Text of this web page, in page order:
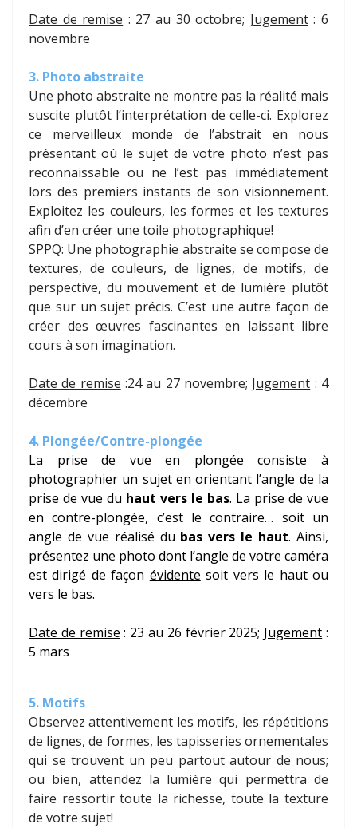
Date de remise : 27 au 30 octobre; Jugement: 6
novembre
3. Photo abstraite
Une photo abstraite ne montre pas la réalité mais
suscite plutôt l’interprétation de celle-ci. Explorez
ce merveilleux monde de l’abstrait en nous
présentant où le sujet de votre photo n’est pas
reconnaissable ou ne l’est pas immédiatement
lors des premiers instants de son visionnement.
Exploitez les couleurs, les formes et les textures
afin d’en créer une toile photographique!
SPPQ: Une photographie abstraite se compose de
textures, de couleurs, de lignes, de motifs, de
perspective, du mouvement et de lumière plutôt
que sur un sujet précis. C’est une autre façon de
créer des œuvres fascinantes en laissant libre
cours à son imagination.
Date de remise :24 au 27 novembre; Jugement : 4
décembre
4. Plongée/Contre-plongée
La prise de vue en plongée consiste à
photographier un sujet en orientant l’angle de la
prise de vue du haut vers le bas. La prise de vue
en contre-plongée, c’est le contraire… soit un
angle de vue réalisé du bas vers le haut. Ainsi,
présentez une photo dont l’angle de votre caméra
est dirigé de façon évidente soit vers le haut ou
vers le bas.
Date de remise : 23 au 26 février 2025; Jugement :
5 mars
5. Motifs
Observez attentivement les motifs, les répétitions
de lignes, de formes, les tapisseries ornementales
qui se trouvent un peu partout autour de nous;
ou bien, attendez la lumière qui permettra de
faire ressortir toute la richesse, toute la texture
de votre sujet!